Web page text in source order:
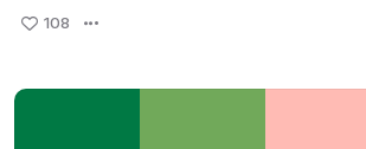
108